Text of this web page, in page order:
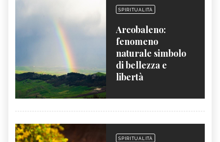
SPIRITUALITÀ
Arcobaleno:
fenomeno
naturale simbolo
di bellezza e
libertà
SPIRITUALITÀ